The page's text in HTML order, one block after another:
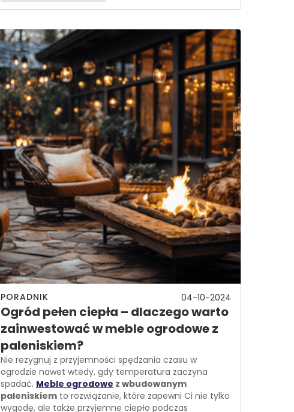
PORADNIK 04-10-2024
Ogród pełen ciepła – dlaczego warto
zainwestować w meble ogrodowe z
paleniskiem?
Nie rezygnuj z przyjemności spędzania czasu w
ogrodzie nawet wtedy, gdy temperatura zaczyna
spadać. Meble ogrodowe z wbudowanym
paleniskiem to rozwiązanie, które zapewni Ci nie tylko
wygodę, ale także przyjemne ciepło podczas